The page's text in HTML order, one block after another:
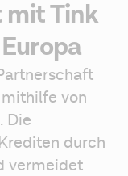
mit Tink
von
Die
durch
vermeidet